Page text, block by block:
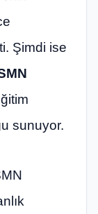
Şimdi ise
sunuyor.